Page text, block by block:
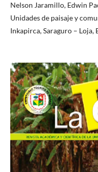
Nelson Jaramillo, Edwin
Unidades de paisaje y
Inkapirca, Saraguro – Loja,